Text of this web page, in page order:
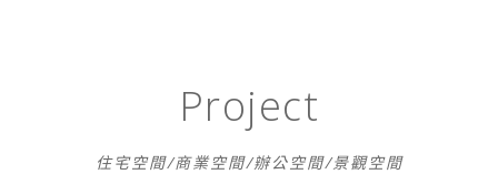
Project
住宅空間/商業空間/辦公空間/景觀空間